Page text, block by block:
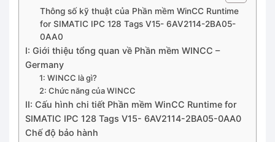
Thông số kỹ thuật của Phần mềm WinCC Runtime
for SIMATIC IPC 128 Tags V15- 6AV2114-2BA05-
0AA0
I: Giới thiệu tổng quan về Phần mềm WINCC –
Germany
1: WINCC là gì?
2: Chức năng của WINCC
II: Cấu hình chi tiết Phần mềm WinCC Runtime for
SIMATIC IPC 128 Tags V15- 6AV2114-2BA05-0AA0
Chế độ bảo hành